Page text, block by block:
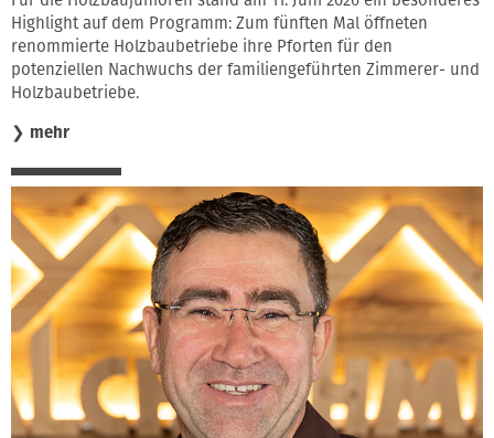
Highlight auf dem Programm: Zum fünften Mal öffneten
renommierte Holzbaubetriebe ihre Pforten für den
potenziellen Nachwuchs der familiengeführten Zimmerer- und
Holzbaubetriebe.
❯ mehr